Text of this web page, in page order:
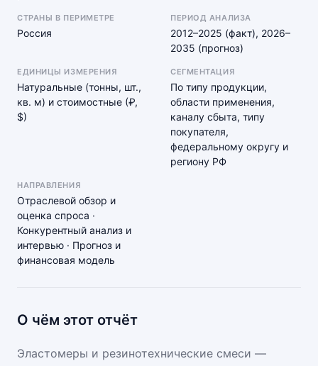
СТРАНЫ В ПЕРИМЕТРЕ
Россия
ПЕРИОД АНАЛИЗА
2012–2025 (факт), 2026–
2035 (прогноз)
ЕДИНИЦЫ ИЗМЕРЕНИЯ
Натуральные (тонны, шт.,
кв. м) и стоимостные (₽,
$)
СЕГМЕНТАЦИЯ
По типу продукции,
области применения,
каналу сбыта, типу
покупателя,
федеральному округу и
региону РФ
НАПРАВЛЕНИЯ
Отраслевой обзор и
оценка спроса ·
Конкурентный анализ и
интервью · Прогноз и
финансовая модель
О чём этот отчёт
Эластомеры и резинотехнические смеси —